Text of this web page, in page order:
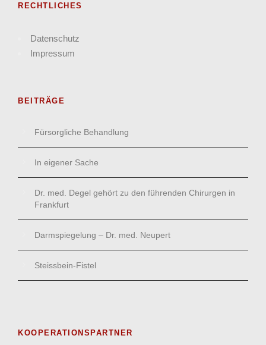
RECHTLICHES
Datenschutz
Impressum
BEITRÄGE
Fürsorgliche Behandlung
In eigener Sache
Dr. med. Degel gehört zu den führenden Chirurgen in
Frankfurt
Darmspiegelung – Dr. med. Neupert
Steissbein-Fistel
KOOPERATIONSPARTNER